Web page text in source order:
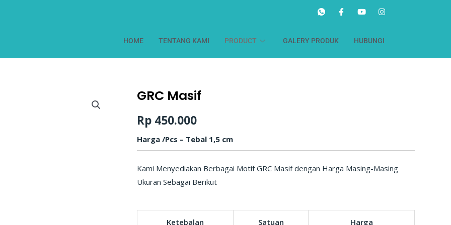
HOME TENTANG KAMI PRODUCT GALERY PRODUK HUBUNGI
GRC Masif
Rp 450.000
Harga /Pcs – Tebal 1,5 cm
Kami Menyediakan Berbagai Motif GRC Masif dengan Harga Masing-Masing
Ukuran Sebagai Berikut
Ketebalan Satuan Harga
Kuantitas
Masif